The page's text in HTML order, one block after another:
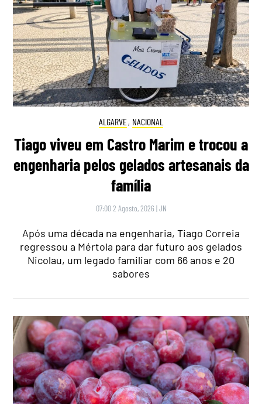
ALGARVE, NACIONAL
Tiago viveu em Castro Marim e trocou a
engenharia pelos gelados artesanais da
família
07:00 2 Agosto, 2026 |JN
Após uma década na engenharia, Tiago Correia
regressou a Mértola para dar futuro aos gelados
Nicolau, um legado familiar com 66 anos e 20
sabores